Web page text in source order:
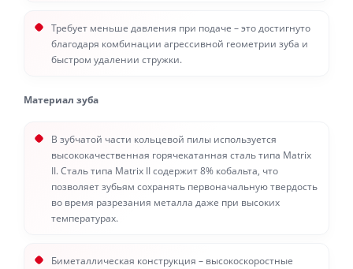
Требует меньше давления при подаче – это достигнуто
благодаря комбинации агрессивной геометрии зуба и
быстром удалении стружки.
Материал зуба
В зубчатой части кольцевой пилы используется
высококачественная горячекатанная сталь типа Matrix
II. Сталь типа Matrix II содержит 8% кобальта, что
позволяет зубьям сохранять первоначальную твердость
во время разрезания металла даже при высоких
температурах.
Биметаллическая конструкция – высокоскоростные